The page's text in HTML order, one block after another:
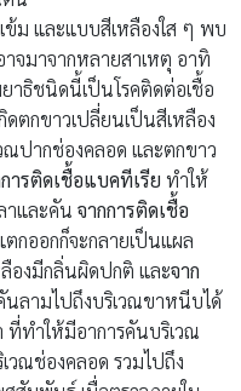
ข้ม และแบบสีเหลืองใส ๆ พบ
จมาจากหลายสาเหตุ อาทิ
าธิชนิดนี้เป็นโรคติดต่อเชื้อ
ตกขาวเปลี่ยนเป็นสีเหลือง
ณปากช่องคลอด และตกขาว
ารติดเชื้อแบคทีเรีย ทำให้
าและคัน จากการติดเชื้อ
กออกก็จะกลายเป็นแผล
องมีกลิ่นผิดปกติ และจาก
นลามไปถึงบริเวณขาหนีบได้
ที่ทำให้มีอาการคันบริเวณ
วณช่องคลอด รวมไปถึง